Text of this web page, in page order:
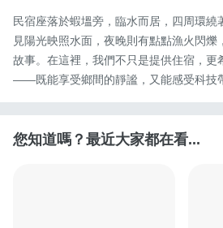
民宿座落於蝦塭旁，臨水而居，四周環繞
見陽光映照水面，夜晚則有點點漁火閃
故事。在這裡，我們不只是提供住宿，更
——既能享受鄉間的靜謐，又能感受科技
您知道嗎？最近大家都在看...